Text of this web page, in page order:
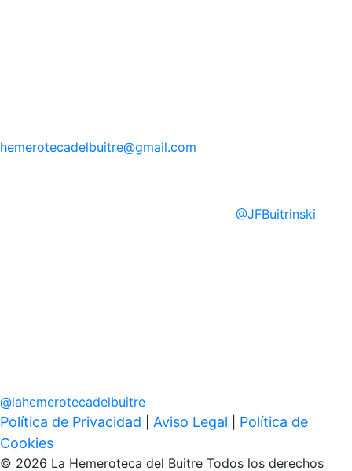
hemerotecadelbuitre@gmail.com
@JFBuitrinski
@lahemerotecadelbuitre
Política de Privacidad Aviso Legal
Política de
Cookies
© 2026 La Hemeroteca del Buitre Todos los derechos